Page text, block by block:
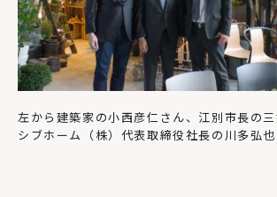
左から建築家の小西彦仁さん、江別市長の
シブホーム（株）代表取締役社長の川多弘